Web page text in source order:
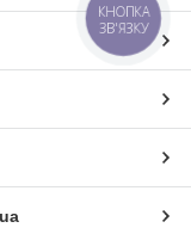
КНОПКА
ЗВ'ЯЗКУ